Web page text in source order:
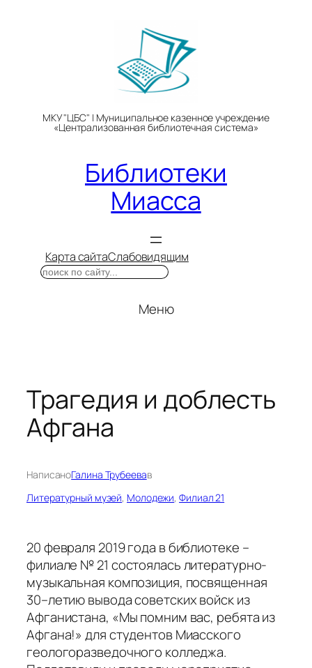
МКУ "ЦБС" | Муниципальное казенное учреждение
«Централизованная библиотечная система»
Библиотеки
Миасса
Карта сайтаСлабовидящим
Поиск
Меню
Трагедия и доблесть
Афгана
НаписаноГалина Трубеевав
Литературный музей, Молодежи, Филиал 21
20 февраля 2019 года в библиотеке –
филиале № 21 состоялась литературно-
музыкальная композиция, посвященная
30–летию вывода советских войск из
Афганистана, «Мы помним вас, ребята из
Афгана!» для студентов Миасского
геологоразведочного колледжа.